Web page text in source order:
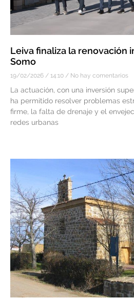
Leiva finaliza la renovación
Somo
19/02/2026 14:10 No hay comentarios
La actuación, con una inversión
ha permitido resolver problemas
firme, la falta de drenaje y el
redes urbanas